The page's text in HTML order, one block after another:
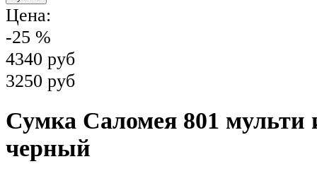
Цена:
-25 %
4340 руб
3250 руб
Сумка Саломея 801 мульти
черный